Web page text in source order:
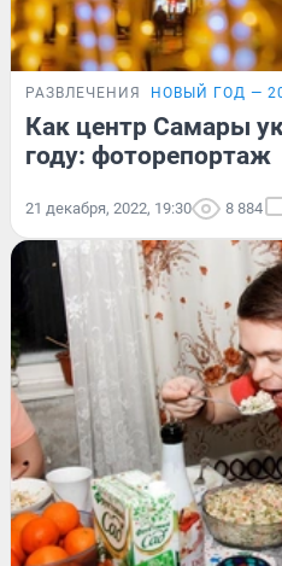
РАЗВЛЕЧЕНИЯ НОВЫЙ ГОД —
Как центр Самары
году: фоторепортаж
21 декабря, 2022, 19:30 8 884